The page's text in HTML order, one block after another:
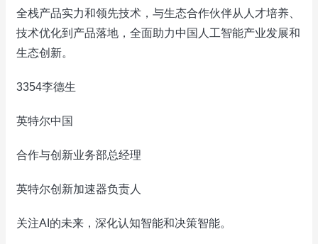
全栈产品实力和领先技术，与生态合作伙伴从人才培养、
技术优化到产品落地，全面助力中国人工智能产业发展和
生态创新。
3354李德生
英特尔中国
合作与创新业务部总经理
英特尔创新加速器负责人
关注AI的未来，深化认知智能和决策智能。